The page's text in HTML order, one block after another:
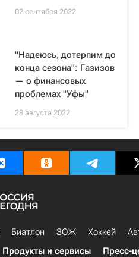
02 сентября 2022
"Надеюсь, дотерпим до
конца сезона": Газизов
— о финансовых
проблемах "Уфы"
28 августа 2022
Биатлон ЗОЖ Хоккей
Продукты и сервисы Пресс-